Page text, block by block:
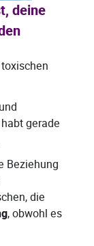
deine
gerade
Beziehung
die
, obwohl es